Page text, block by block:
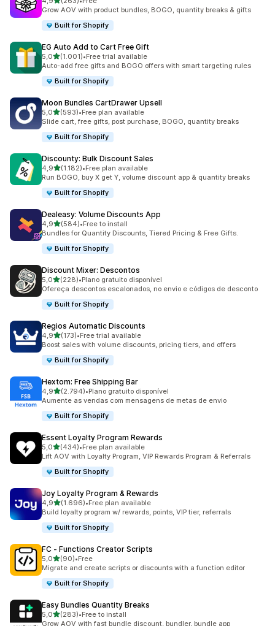
263 total de avaliações
Grow AOV with product bundles, BOGO, quantity breaks & gifts
Built for Shopify
EG Auto Add to Cart Free Gift
5,0de 5 estrelas
(1.001)
1001 total de avaliações
•Free trial available
Auto-add free gifts and BOGO offers with smart targeting rules
Built for Shopify
Moon Bundles CartDrawer Upsell
5,0de 5 estrelas
(593)
593 total de avaliações
•Free plan available
Slide cart, free gifts, post purchase, BOGO, quantity breaks
Built for Shopify
Discounty: Bulk Discount Sales
4,9de 5 estrelas
(1.182)
1182 total de avaliações
•Free plan available
Run BOGO, buy X get Y, volume discount app & quantity breaks
Built for Shopify
Dealeasy: Volume Discounts App
4,9de 5 estrelas
(584)
584 total de avaliações
•Free to install
Bundles for Quantity Discounts, Tiered Pricing & Free Gifts.
Built for Shopify
Discount Mixer: Descontos
5,0de 5 estrelas
(228)
228 total de avaliações
•Plano gratuito disponível
Ofereça descontos escalonados, no envio e códigos de desconto
Built for Shopify
Regios Automatic Discounts
4,9de 5 estrelas
(173)
173 total de avaliações
•Free trial available
Boost sales with volume discounts, pricing tiers, and offers
Built for Shopify
Hextom: Free Shipping Bar
4,9de 5 estrelas
(2.794)
2794 total de avaliações
•Plano gratuito disponível
Aumente as vendas com mensagens de metas de envio
Built for Shopify
Essent Loyalty Program Rewards
5,0de 5 estrelas
(434)
434 total de avaliações
•Free plan available
Lift AOV with Loyalty Program, VIP Rewards Program & Referrals
Built for Shopify
Joy Loyalty Program & Rewards
4,9de 5 estrelas
(1.696)
1696 total de avaliações
•Free plan available
Build loyalty program w/ rewards, points, VIP tier, referrals
Built for Shopify
FC ‑ Functions Creator Scripts
5,0de 5 estrelas
(90)
90 total de avaliações
•Free
Migrate and create scripts or discounts with a function editor
Built for Shopify
Easy Bundles Quantity Breaks
5,0de 5 estrelas
(283)
283 total de avaliações
•Free to install
Grow AOV with fast bundle discount, bundler, bundle app